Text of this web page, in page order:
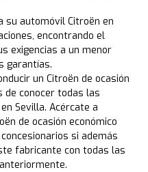
su automóvil Citroën en
encontrando el
exigencias a un menor
garantías.
un Citroën de ocasión
de conocer todas las
Sevilla. Acércate a
de ocasión económico
si además
fabricante con todas las